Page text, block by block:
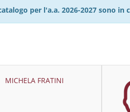
per l'a.a. 2026-2027 sono in
MICHELA FRATINI